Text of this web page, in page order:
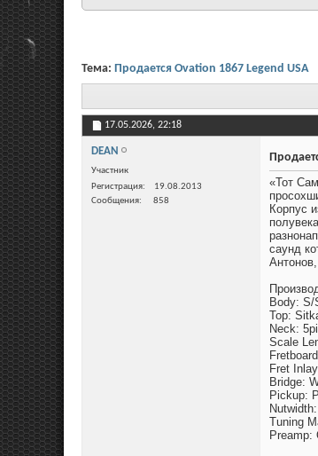
Тема: Продается Ovation 1867 Legend USA
17.05.2026, 22:18
DEAN
Участник
Регистрация
19.08.2013
Сообщения
858
«Тот
Корпус
саунд
Body: S/
Top:
Neck:
Scale
Fret
Bridge:
Pickup:
Tuning
Preamp: